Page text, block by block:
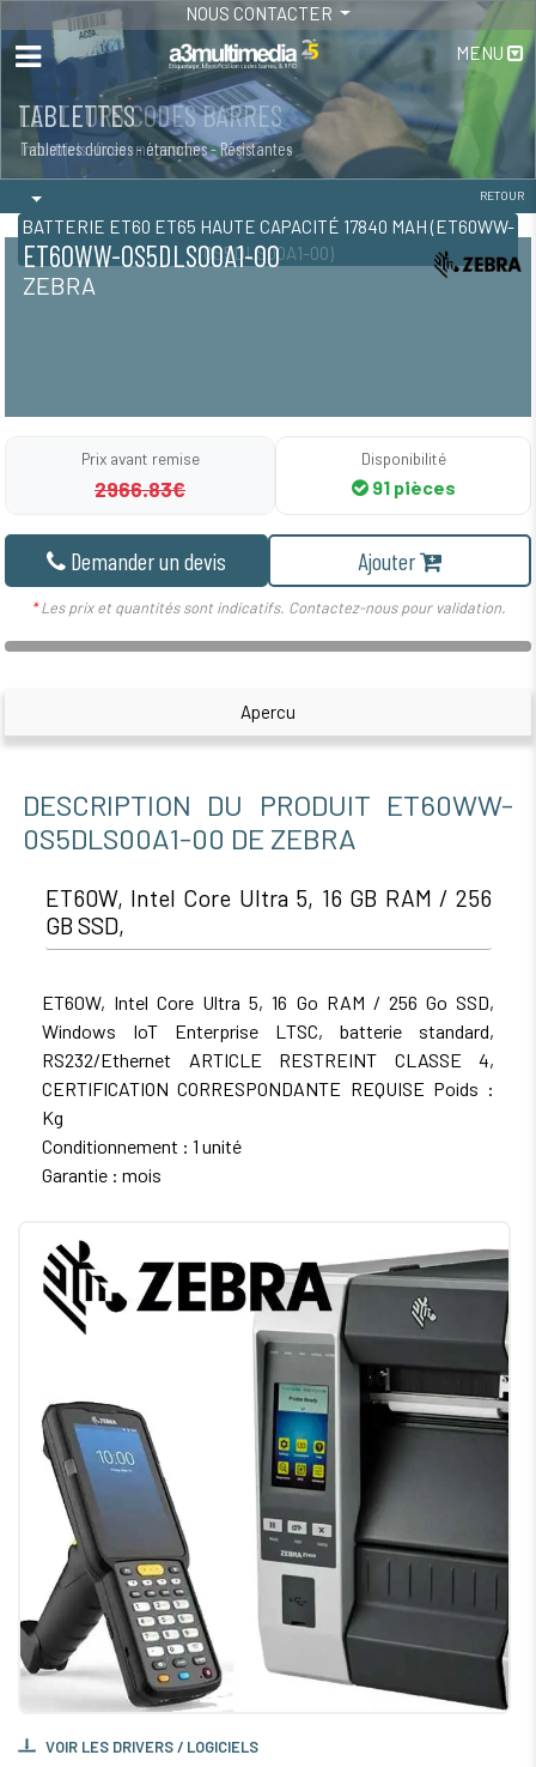
NOUS CONTACTER
MENU
LECTEURS CODES BARRES
Industriels -fixes -magasins
TABLETTES
Tablettes durcies - étanches - Résistantes
BATTERIE ET60 ET65 HAUTE CAPACITÉ 17840 MAH (ET60WW-
0S5DLS00A1-00)
RETOUR
VOIR LES DRIVERS / LOGICIELS
ET60WW-0S5DLS00A1-00
ZEBRA
Prix avant remise
2966.83€
Disponibilité
91 pièces
Demander un devis Ajouter
*Les prix et quantités sont indicatifs. Contactez-nous pour validation.
Apercu
DESCRIPTION DU PRODUIT ET60WW-
0S5DLS00A1-00 DE ZEBRA
ET60W, Intel Core Ultra 5, 16 GB RAM / 256
GB SSD,
ET60W, Intel Core Ultra 5, 16 Go RAM / 256 Go SSD,
Windows IoT Enterprise LTSC, batterie standard,
RS232/Ethernet ARTICLE RESTREINT CLASSE 4,
CERTIFICATION CORRESPONDANTE REQUISE Poids :
Kg
Conditionnement : 1 unité
Garantie : mois